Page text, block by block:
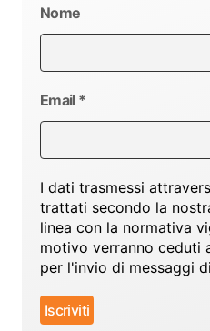
Nome
Email *
I dati trasmessi
trattati secondo la
linea con la normativa
motivo verranno ceduti
per l'invio di messaggi